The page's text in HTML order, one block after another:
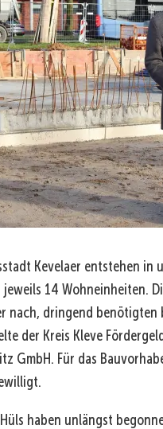
Kevelaer entstehen
14 Wohneinheiten.
nach, dringend
der Kreis Kleve
GmbH. Für das
haben unlängst